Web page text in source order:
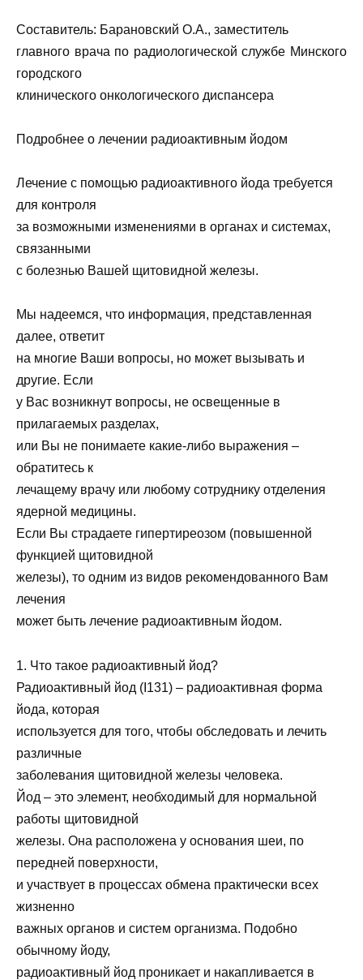
Составитель: Барановский О.А., заместитель
главного врача по радиологической службе Минского
городского
клинического онкологического диспансера
Подробнее о лечении радиоактивным йодом
Лечение с помощью радиоактивного йода требуется
для контроля
за возможными изменениями в органах и системах,
связанными
с болезнью Вашей щитовидной железы.
Мы надеемся, что информация, представленная
далее, ответит
на многие Ваши вопросы, но может вызывать и
другие. Если
у Вас возникнут вопросы, не освещенные в
прилагаемых разделах,
или Вы не понимаете какие-либо выражения –
обратитесь к
лечащему врачу или любому сотруднику отделения
ядерной медицины.
Если Вы страдаете гипертиреозом (повышенной
функцией щитовидной
железы), то одним из видов рекомендованного Вам
лечения
может быть лечение радиоактивным йодом.
1. Что такое радиоактивный йод?
Радиоактивный йод (I131) – радиоактивная форма
йода, которая
используется для того, чтобы обследовать и лечить
различные
заболевания щитовидной железы человека.
Йод – это элемент, необходимый для нормальной
работы щитовидной
железы. Она расположена у основания шеи, по
передней поверхности,
и участвует в процессах обмена практически всех
жизненно
важных органов и систем организма. Подобно
обычному йоду,
радиоактивный йод проникает и накапливается в